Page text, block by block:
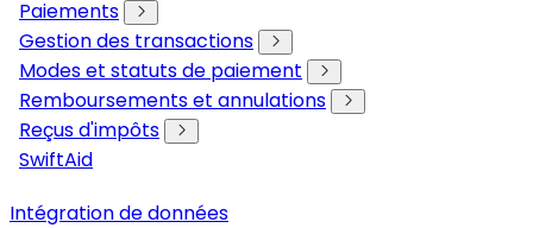
Paiements
Gestion des transactions
Modes et statuts de paiement
Remboursements et annulations
Reçus d'impôts
SwiftAid
Intégration de données